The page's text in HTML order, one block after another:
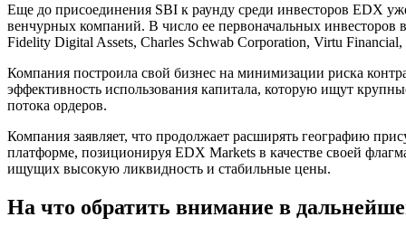
Еще до присоединения SBI к раунду среди инвесторов EDX
венчурных компаний. В число ее первоначальных инвесторов
Fidelity Digital Assets, Charles Schwab Corporation, Virtu
Компания построила свой бизнес на минимизации риска
эффективность использования капитала, которую ищут
потока ордеров.
Компания заявляет, что продолжает расширять географию
платформе, позиционируя EDX Markets в качестве своей
ищущих высокую ликвидность и стабильные цены.
На что обратить внимание в